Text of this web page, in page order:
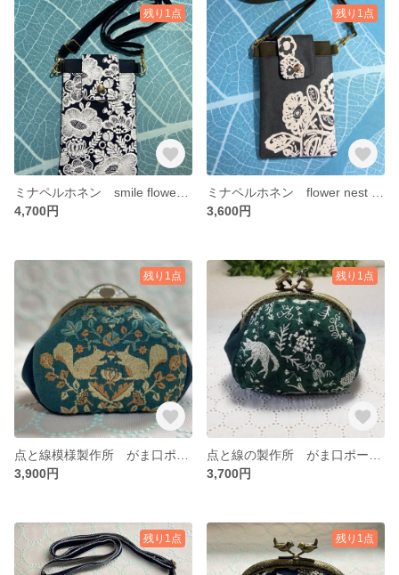
残り1点
4,700円
残り1点
3,600円
残り1点
3,900円
残り1点
3,700円
残り1点 残り1点